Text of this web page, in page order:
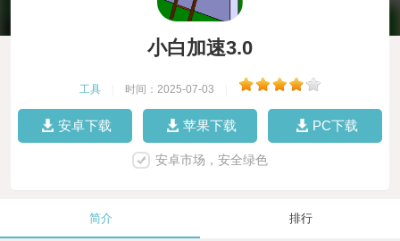
小白加速3.0
工具 时间：2025-07-03
安卓下载 苹果下载 PC下载
安卓市场，安全绿色
简介 排行